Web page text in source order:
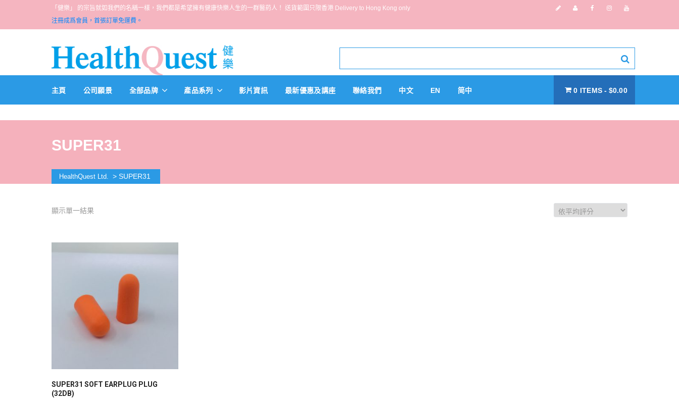
「健樂」 的宗旨就如我們的名稱一樣，我們都是希望擁有健康快樂人生的一群醫葯人！ 送貨範圍只限香港 Delivery to Hong Kong only
注冊成爲會員，首張訂單免運費。
主頁 公司願景 全部品牌 產品系列 影片資訊 最新優惠及講座 聯絡我們 中文 EN 简中 0 ITEMS $0.00
SUPER31
HealthQuest Ltd. > SUPER31
顯示單一結果
SUPER31 SOFT EARPLUG PLUG
(32DB)